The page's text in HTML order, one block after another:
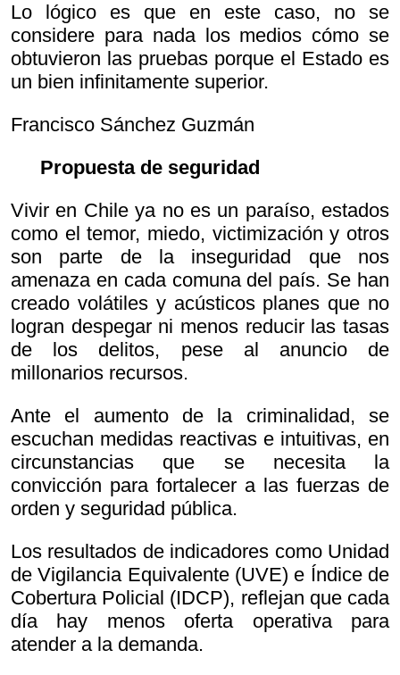
Lo lógico es que en este caso, no se
considere para nada los medios cómo se
obtuvieron las pruebas porque el Estado es
un bien infinitamente superior.
Francisco Sánchez Guzmán
Propuesta de seguridad
Vivir en Chile ya no es un paraíso, estados
como el temor, miedo, victimización y otros
son parte de la inseguridad que nos
amenaza en cada comuna del país. Se han
creado volátiles y acústicos planes que no
logran despegar ni menos reducir las tasas
de los delitos, pese al anuncio de
millonarios recursos.
Ante el aumento de la criminalidad, se
escuchan medidas reactivas e intuitivas, en
circunstancias que se necesita la
convicción para fortalecer a las fuerzas de
orden y seguridad pública.
Los resultados de indicadores como Unidad
de Vigilancia Equivalente (UVE) e Índice de
Cobertura Policial (IDCP), reflejan que cada
día hay menos oferta operativa para
atender a la demanda.